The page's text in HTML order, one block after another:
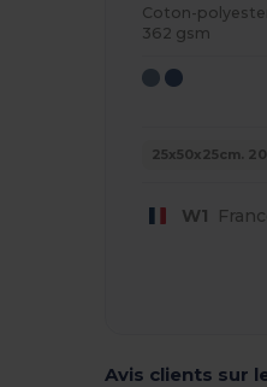
Coton-
362 gsm
25x50x25cm.
W1
Avis clients sur